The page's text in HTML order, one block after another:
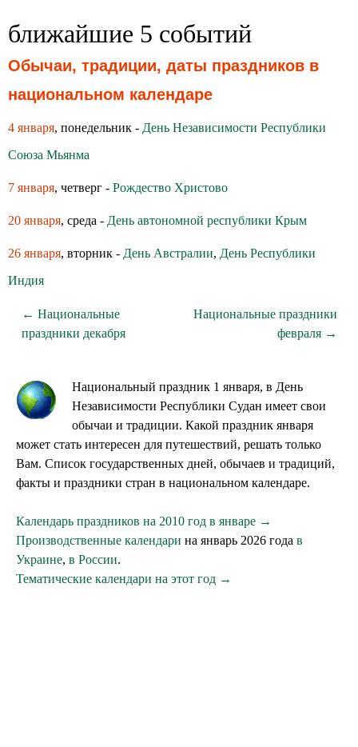
ближайшие 5 событий
Обычаи, традиции, даты праздников в
национальном календаре
4 января, понедельник - День Независимости Республики
Союза Мьянма
7 января, четверг - Рождество Христово
20 января, среда - День автономной республики Крым
26 января, вторник - День Австралии, День Республики
Индия
← Национальные
праздники декабря
Национальные праздники
февраля →
Национальный праздник 1 января, в День
Независимости Республики Судан имеет свои
обычаи и традиции. Какой праздник января
может стать интересен для путешествий, решать только
Вам. Список государственных дней, обычаев и традиций,
факты и праздники стран в национальном календаре.
Календарь праздников на 2010 год в январе →
Производственные календари на январь 2026 года в
Украине, в России.
Тематические календари на этот год →